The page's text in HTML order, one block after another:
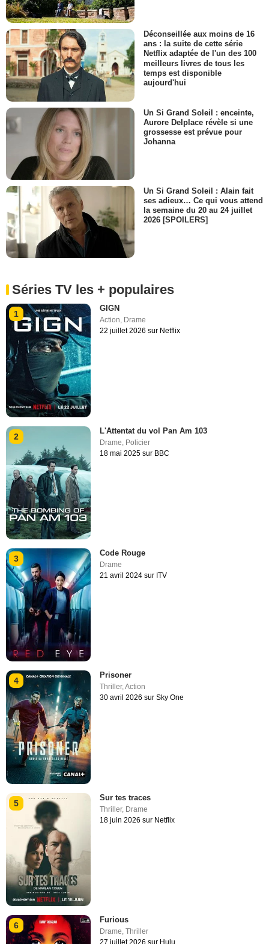
Déconseillée aux moins de 16
ans : la suite de cette série
Netflix adaptée de l'un des 100
meilleurs livres de tous les
temps est disponible
aujourd'hui
Un Si Grand Soleil : enceinte,
Aurore Delplace révèle si une
grossesse est prévue pour
Johanna
Un Si Grand Soleil : Alain fait
ses adieux… Ce qui vous attend
la semaine du 20 au 24 juillet
2026 [SPOILERS]
Séries TV les + populaires
1
GIGN
Action, Drame
22 juillet 2026 sur Netflix
2
L'Attentat du vol Pan Am 103
Drame Policier
18 mai 2025 sur BBC
3
Code Rouge
Drame
21 avril 2024 sur ITV
4
Prisoner
Thriller,Action
30 avril 2026 sur Sky One
5
Sur tes traces
Thriller, Drame
18 juin 2026 sur Netflix
6
Furious
Drame,Thriller
27 juillet 2026 sur Hulu